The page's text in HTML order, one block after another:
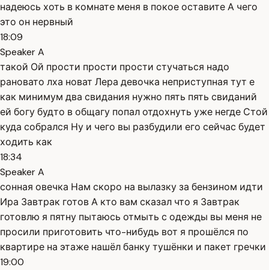
надеюсь хоть в комнате меня в покое оставите А чего
это он нервный
18:09
Speaker A
такой Ой прости прости прости стучаться надо
рановато лха новат Лера девочка неприступная тут е
как минимум два свидания нужно пять пять свиданий
ей богу будто в общагу попал отдохнуть уже негде Стой
куда собрался Ну и чего вы разбудили его сейчас будет
ходить как
18:34
Speaker A
сонная овечка Нам скоро на вылазку за бензином идти
Ира Завтрак готов А кто вам сказал что я Завтрак
готовлю я пятну пытаюсь отмыть с одежды вы меня не
просили приготовить что-нибудь вот я прошёлся по
квартире на этаже нашёл банку тушёнки и пакет гречки
19:00